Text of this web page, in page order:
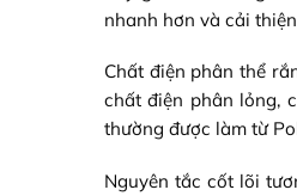
nhanh hơn và cải
Chất điện phân thể
chất điện phân lỏng,
thường được làm từ
Nguyên tắc cốt lõi